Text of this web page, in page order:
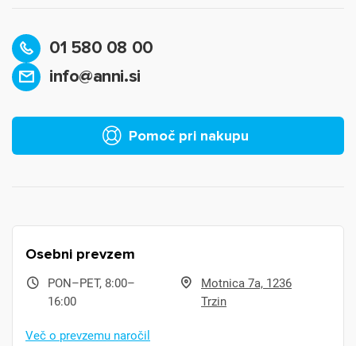
01 580 08 00
info@anni.si
Pomoč pri nakupu
Osebni prevzem
PON–PET, 8:00–
16:00
Motnica 7a, 1236
Trzin
Več o prevzemu naročil